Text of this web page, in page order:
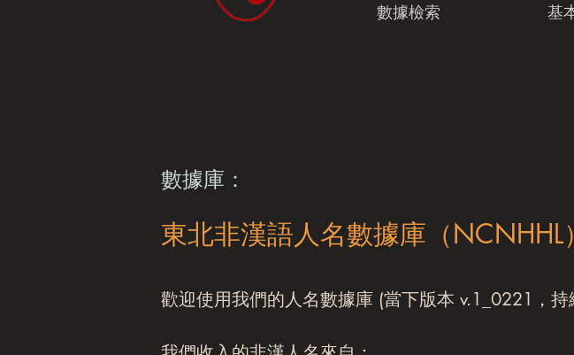
數據檢索 基
數據庫：
東北非漢語人名數據庫（NCNHHL）
歡迎使用我們的人名數據庫 (當下版本 v.1_0221，持